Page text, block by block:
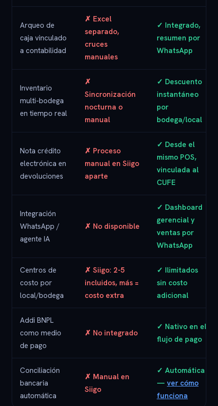
Arqueo de
caja vinculado
a contabilidad
✗ Excel
separado,
cruces
manuales
✓ Integrado,
resumen por
WhatsApp
Inventario
multi-bodega
en tiempo real
✗
Sincronización
nocturna o
manual
✓ Descuento
instantáneo
por
bodega/local
Nota crédito
electrónica en
devoluciones
✗ Proceso
manual en Siigo
aparte
✓ Desde el
mismo POS,
vinculada al
CUFE
Integración
WhatsApp /
agente IA
✗ No disponible
✓ Dashboard
gerencial y
ventas por
WhatsApp
Centros de
costo por
local/bodega
✗ Siigo: 2-5
incluidos, más =
costo extra
✓ Ilimitados
sin costo
adicional
Addi BNPL
como medio
de pago
✗ No integrado
✓ Nativo en el
flujo de pago
Conciliación
bancaria
automática
✗ Manual en
Siigo
✓ Automática
— ver cómo
funciona